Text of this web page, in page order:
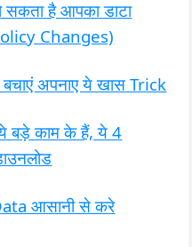
सकता है आपका डाटा
Changes)
अपनाए ये खास Trick
बड़े काम के हैं, ये 4
आसानी से करे